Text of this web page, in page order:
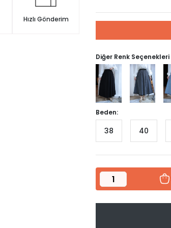
Hızlı Gönderim
Diğer Renk Seçenekleri
Beden:
38 40